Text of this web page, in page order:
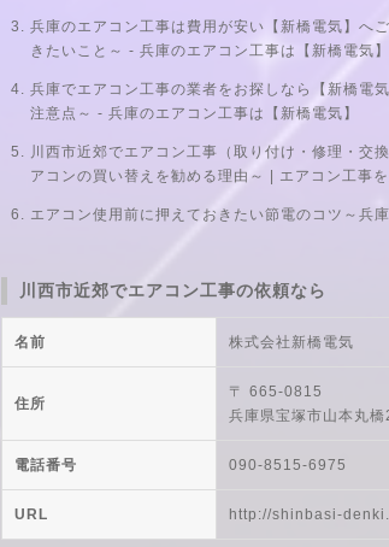
兵庫のエアコン工事は費用が安い【新橋電気】へ
きたいこと～ - 兵庫のエアコン工事は【新橋電気】
兵庫でエアコン工事の業者をお探しなら【新橋電
注意点～ - 兵庫のエアコン工事は【新橋電気】
川西市近郊でエアコン工事（取り付け・修理・交
アコンの買い替えを勧める理由～ | エアコン工事
エアコン使用前に押えておきたい節電のコツ～兵
川西市近郊でエアコン工事の依頼なら
名前 株式会社新橋電気
住所
〒 665-0815
兵庫県宝塚市山本丸
電話番号 090-8515-6975
URL http://shinbasi-